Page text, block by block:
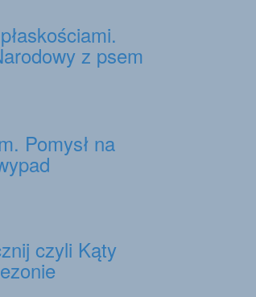
z psem
Pomysł na
czyli Kąty